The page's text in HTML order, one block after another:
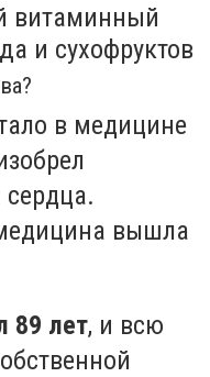
витаминный
и сухофруктов
в медицине
вышла
89 лет, и всю